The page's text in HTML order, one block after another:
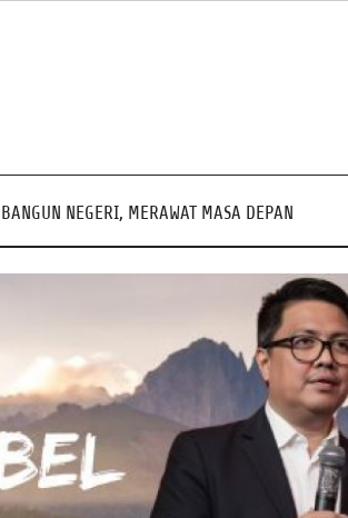
NEGERI, MERAWAT MASA DEPAN